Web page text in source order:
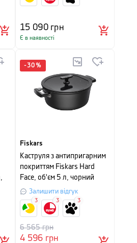
15 090грн
Є в наявності
-30 %
Fiskars
Каструля з антипригарним
покриттям Fiskars Hard
Face, об'єм 5 л, чорний
Залишити відгук
4 596 грн
6 565грн
3 3 3